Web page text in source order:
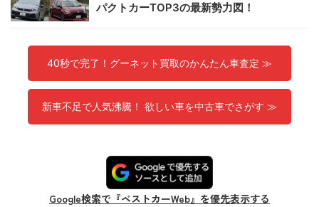
パクトカーTOP3の最新勢力図！
40秒で完了！グーネット買取のかんたん車査定 ≫
新車不足で人気沸騰！ 欲しい車を中古車でさがす ≫
Google検索で『ベストカーWeb』を優先表示する